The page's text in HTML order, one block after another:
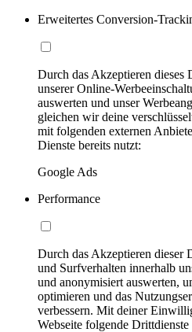
Erweitertes Conversion-
Durch das Akzeptieren
unserer Online-
auswerten und unser
gleichen wir deine
mit folgenden externen
Dienste bereits nutzt:
Google Ads
Performance
Durch das Akzeptieren dieser
und Surfverhalten innerhalb
und anonymisiert auswerten,
optimieren und das
verbessern. Mit deiner
Webseite folgende Drittdienste